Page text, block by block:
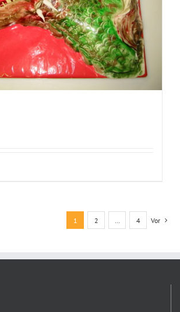
1 2 4 Vor